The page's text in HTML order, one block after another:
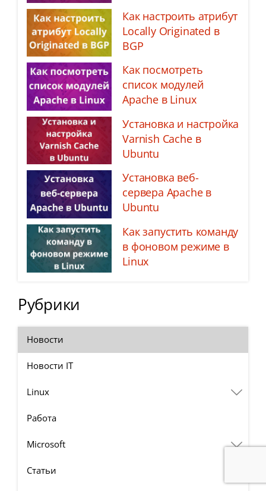
Как настроить атрибут
Locally Originated в
BGP
Как посмотреть
список модулей
Apache в Linux
Установка и настройка
Varnish Cache в
Ubuntu
Установка веб-
сервера Apache в
Ubuntu
Как запустить команду
в фоновом режиме в
Linux
Рубрики
Новости
Новости IT
Linux
Работа
Microsoft
Статьи